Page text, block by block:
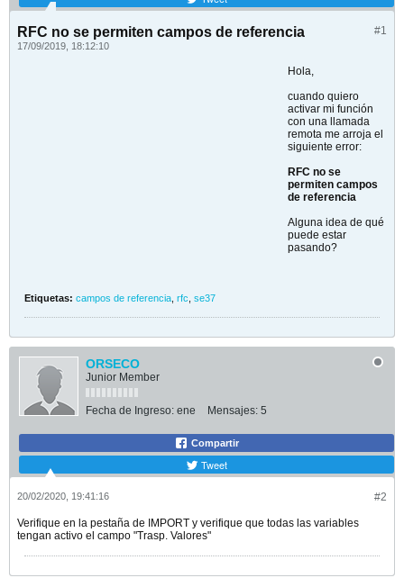
#1
RFC no se permiten campos de referencia
17/09/2019, 18:12:10
Hola,
cuando quiero
activar mi función
con una llamada
remota me arroja el
siguiente error:
RFC no se
permiten campos
de referencia
Alguna idea de qué
puede estar
pasando?
Etiquetas: campos de referencia rfc se37
ORSECO
Junior Member
Fecha de Ingreso: ene Mensajes: 5
Compartir
Tweet
#2
20/02/2020, 19:41:16
Verifique en la pestaña de IMPORT y verifique que todas las variables
tengan activo el campo "Trasp. Valores"